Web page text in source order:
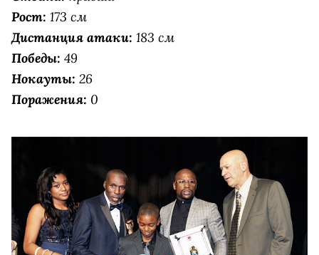
Рост: 173 см
Дистанция атаки: 183 см
Победы: 49
Нокауты: 26
Поражения: 0